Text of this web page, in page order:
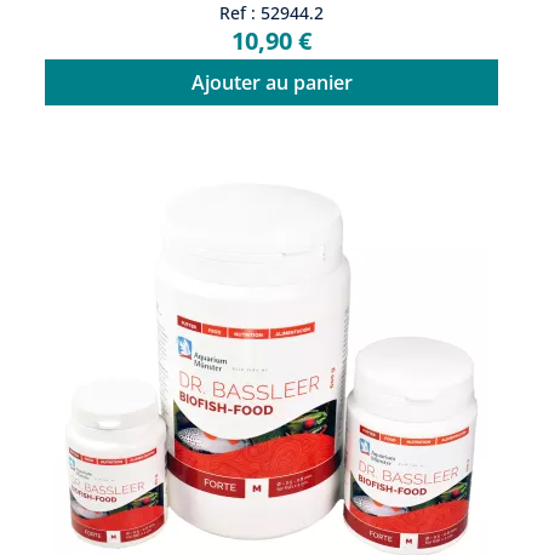
Ref : 52944.2
10,90 €
Ajouter au panier